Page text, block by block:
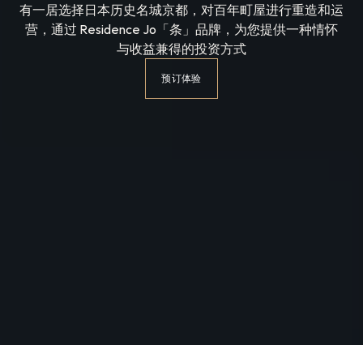
有一居选择日本历史名城京都，对百年町屋进行重造和运
营，通过 Residence Jo「条」品牌，为您提供一种情怀
与收益兼得的投资方式
预订体验